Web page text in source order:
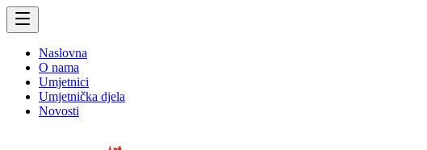
Naslovna
O nama
Umjetnici
Umjetnička djela
Novosti